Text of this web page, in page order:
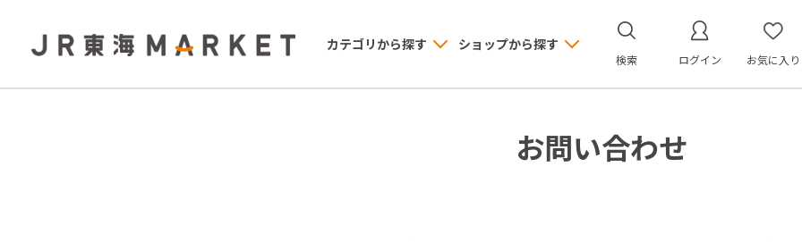
カテゴリから探す ショップから探す
検索 ログイン お気に入り
お問い合わせ